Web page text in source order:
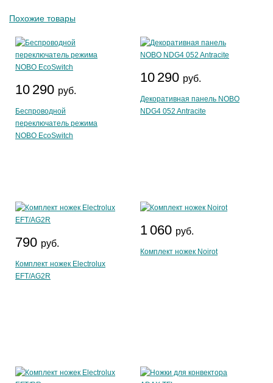
Похожие товары
10 290 руб.
Беспроводной
переключатель режима
NOBO EcoSwitch
10 290 руб.
Декоративная панель NOBO
NDG4 052 Antracite
790 руб.
Комплект ножек Electrolux
EFT/AG2R
1 060 руб.
Комплект ножек Noirot